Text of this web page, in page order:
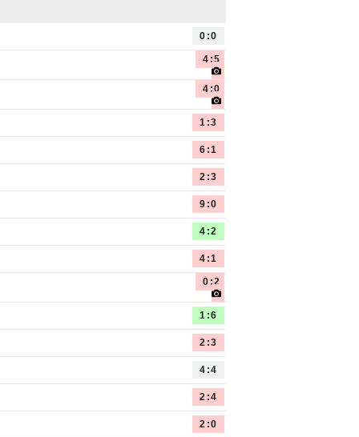
0:0
4:5
4:0
1:3
6:1
2:3
9:0
4:2
4:1
0:2
1:6
2:3
4:4
2:4
2:0